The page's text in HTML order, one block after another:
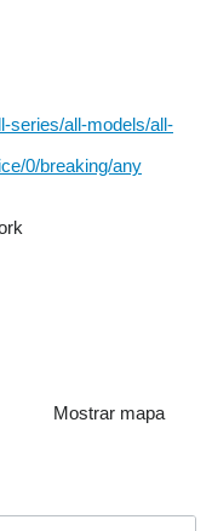
series/all-models/all-
0/breaking/any
Mostrar mapa